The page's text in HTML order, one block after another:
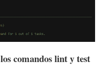
comandos lint y test